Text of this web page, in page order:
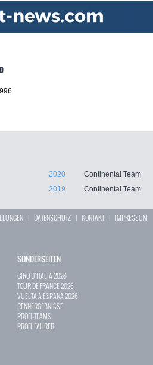
2020
Continental Team
2019 Continental Team
| DATENSCHUTZ | KONTAKT| IMPRESSUM
SONDERSEITEN
GIRO D`ITALIA 2026
TOUR DE FRANCE 2026
VUELTA A ESPAÑA 2026
RENNERGEBNISSE
PROFI-TEAMS
PROFI-FAHRER